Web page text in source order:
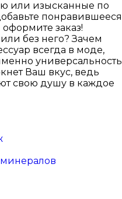
или изысканные по
понравившееся
заказ!
без него? Зачем
всегда в моде,
универсальность
Ваш вкус, ведь
свою душу в каждое